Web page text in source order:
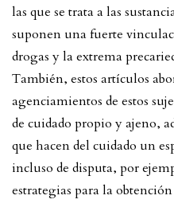
las que se trata a las
suponen una fuerte
drogas y la extrema
También, estos artículos
agenciamientos de estos
de cuidado propio y ajeno,
que hacen del cuidado un
incluso de disputa, por
estrategias para la